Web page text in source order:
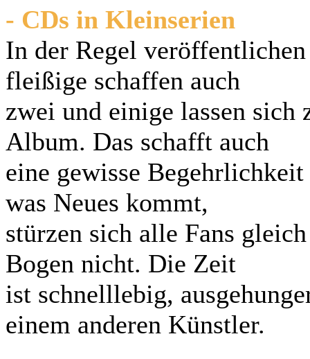
- CDs in Kleinserien
In der Regel
fleißige schaffen auch
zwei und einige lassen sich
Album. Das schafft auch
eine gewisse
was Neues kommt,
stürzen sich alle Fans
Bogen nicht. Die Zeit
ist schnelllebig,
einem anderen Künstler.